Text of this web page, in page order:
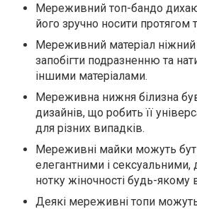
Мереживний топ-бандо
його зручно носити протягом
Мереживний матеріал
запобігти подразненню та
іншими матеріалами.
Мереживна нижня білизна
дизайнів, що робить її
для різних випадків.
Мереживні майки можуть
елегантними і
нотку жіночності будь-якому
Деякі мереживні топи